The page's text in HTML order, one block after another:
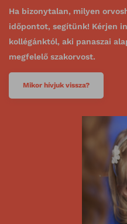
Ha bizonytalan, milyen
időpontot, segítünk! Kérjen
kollégánktól, aki panaszai
megfelelő szakorvost.
Mikor hívjuk vissza?